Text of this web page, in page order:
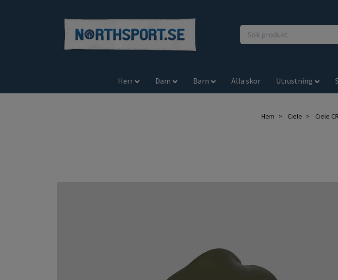
Herr Dam Barn Alla skor Utrustning
Hem Ciele Ciele